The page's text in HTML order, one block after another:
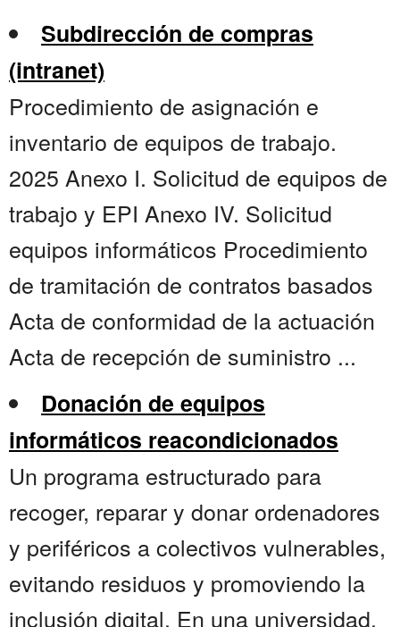
Subdirección de compras
(intranet)
Procedimiento de asignación e
inventario de equipos de trabajo.
2025 Anexo I. Solicitud de equipos de
trabajo y EPI Anexo IV. Solicitud
equipos informáticos Procedimiento
de tramitación de contratos basados
Acta de conformidad de la actuación
Acta de recepción de suministro ...
Donación de equipos
informáticos reacondicionados
Un programa estructurado para
recoger, reparar y donar ordenadores
y periféricos a colectivos vulnerables,
evitando residuos y promoviendo la
inclusión digital. En una universidad,